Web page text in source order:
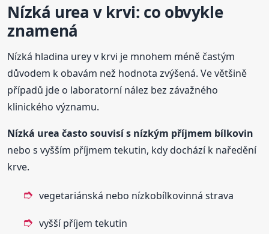
Nízká urea v krvi: co obvykle
znamená
Nízká hladina urey v krvi je mnohem méně častým
důvodem k obavám než hodnota zvýšená. Ve většině
případů jde o laboratorní nález bez závažného
klinického významu.
Nízká urea často souvisí s nízkým příjmem bílkovin
nebo s vyšším příjmem tekutin, kdy dochází k naředění
krve.
vegetariánská nebo nízkobílkovinná strava
vyšší příjem tekutin